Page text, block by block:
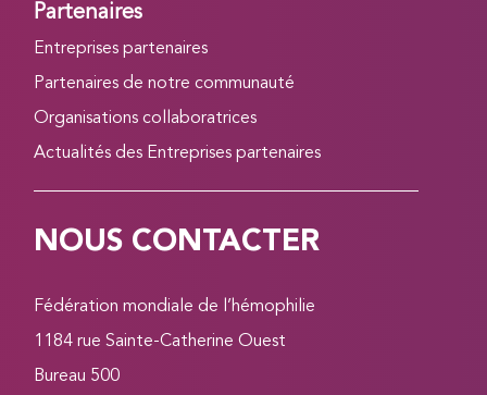
Partenaires
Entreprises partenaires
Partenaires de notre communauté
Organisations collaboratrices
Actualités des Entreprises partenaires
NOUS CONTACTER
Fédération mondiale de l’hémophilie
1184 rue Sainte-Catherine Ouest
Bureau 500